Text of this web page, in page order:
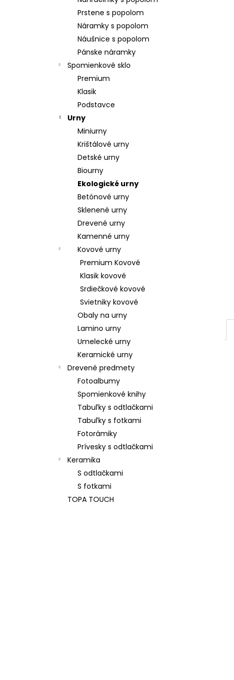
Prstene s popolom
Náramky s popolom
Náušnice s popolom
Pánske náramky
Spomienkové sklo
Premium
Klasik
Podstavce
Urny
Miniurny
Krištálové urny
Detské urny
Biourny
Ekologické urny
Betónové urny
Sklenené urny
Drevené urny
Kamenné urny
Kovové urny
Premium Kovové
Klasik kovové
Srdiečkové kovové
Svietniky kovové
Obaly na urny
Lamino urny
Umelecké urny
Keramické urny
Drevené predmety
Fotoalbumy
Spomienkové knihy
Tabuľky s odtlačkami
Tabuľky s fotkami
Fotorámiky
Prívesky s odtlačkami
Keramika
S odtlačkami
S fotkami
TOPA TOUCH
POZLÁTENÝ PRSTEŇ PERLEŤ